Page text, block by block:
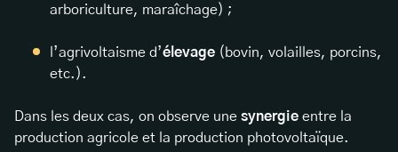
arboriculture, maraîchage) ;
l’agrivoltaisme d’élevage (bovin, volailles, porcins,
etc.).
Dans les deux cas, on observe une synergie entre la
production agricole et la production photovoltaïque.